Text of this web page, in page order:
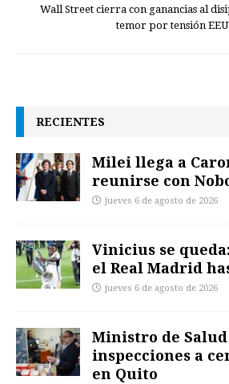
Wall Street cierra con ganancias al
temor por tensión
RECIENTES
Milei llega a
reunirse con
jueves 6 de agosto de 2026
Vinicius se
el Real Madrid
jueves 6 de agosto de 2026
Ministro de Salud
inspecciones a
en Quito